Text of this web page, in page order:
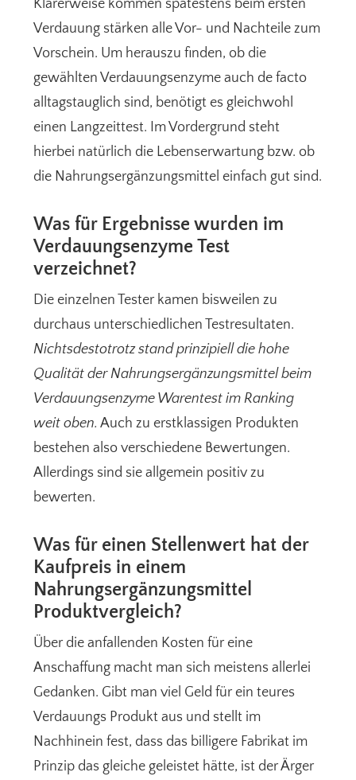
Klarerweise kommen spätestens beim ersten
Verdauung stärken alle Vor- und Nachteile zum
Vorschein. Um herauszu finden, ob die
gewählten Verdauungsenzyme auch de facto
alltagstauglich sind, benötigt es gleichwohl
einen Langzeittest. Im Vordergrund steht
hierbei natürlich die Lebenserwartung bzw. ob
die Nahrungsergänzungsmittel einfach gut sind.
Was für Ergebnisse wurden im
Verdauungsenzyme Test
verzeichnet?
Die einzelnen Tester kamen bisweilen zu
durchaus unterschiedlichen Testresultaten.
Nichtsdestotrotz stand prinzipiell die hohe
Qualität der Nahrungsergänzungsmittel beim
Verdauungsenzyme Warentest im Ranking
weit oben. Auch zu erstklassigen Produkten
bestehen also verschiedene Bewertungen.
Allerdings sind sie allgemein positiv zu
bewerten.
Was für einen Stellenwert hat der
Kaufpreis in einem
Nahrungsergänzungsmittel
Produktvergleich?
Über die anfallenden Kosten für eine
Anschaffung macht man sich meistens allerlei
Gedanken. Gibt man viel Geld für ein teures
Verdauungs Produkt aus und stellt im
Nachhinein fest, dass das billigere Fabrikat im
Prinzip das gleiche geleistet hätte, ist der Ärger